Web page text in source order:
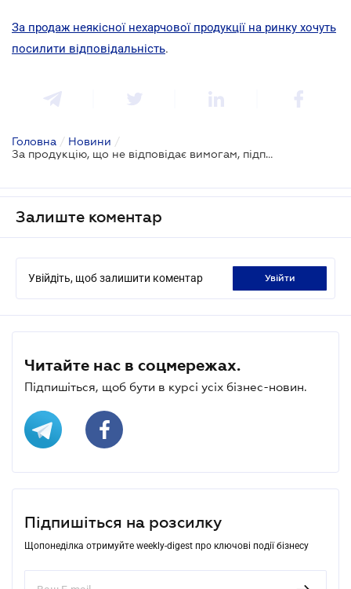
За продаж неякісної нехарчової продукції на ринку хочуть
посилити відповідальність.
Головна / Новини /
За продукцію, що не відповідає вимогам, підприємець сплатить від 51 тис. грн штрафу
Залиште коментар
Увійдіть, щоб залишити коментар увійти
Читайте нас в соцмережах.
Підпишіться, щоб бути в курсі усіх бізнес-новин.
Підпишіться на розсилку
Щопонеділка отримуйте weekly-digest про ключові події бізнесу